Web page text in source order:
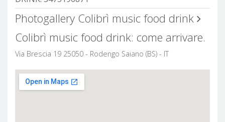
Photogallery Colibrì music food drink
Colibrì music food drink: come arrivare.
Via Brescia 19 25050 - Rodengo Saiano (BS) - IT